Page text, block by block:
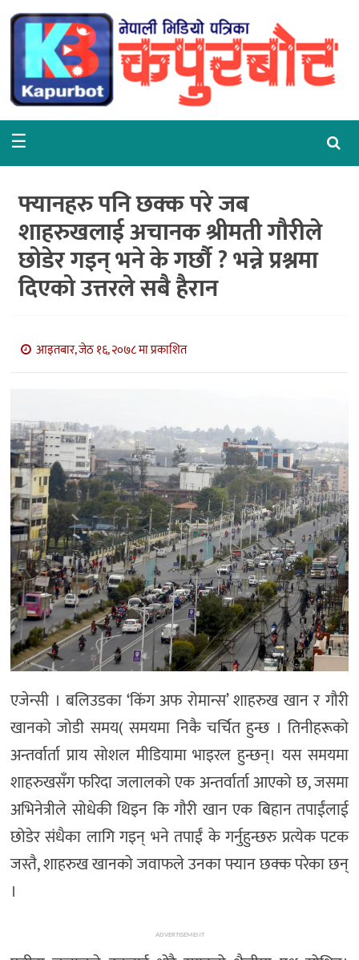
गृहपृष्ठ
समाचार
राजनीति
वरपर
शिक्षा
आर्थिक
विचार
मनोरञ्जन
प्रविधि
भिडियो
☰
फ्यानहरु पनि छक्क परे जब
शाहरुखलाई अचानक श्रीमती गौरीले
छोडेर गइन् भने के गर्छौ ? भन्ने प्रश्नमा
दिएको उत्तरले सबै हैरान
आइतबार, जेठ १६, २०७८ मा प्रकाशित
एजेन्सी । बलिउडका ‘किंग अफ रोमान्स’ शाहरुख खान र गौरी
खानको जोडी समय( समयमा निकै चर्चित हुन्छ । तिनीहरूको
अन्तर्वार्ता प्राय सोशल मीडियामा भाइरल हुन्छन्। यस समयमा
शाहरुखसँग फरिदा जलालको एक अन्तर्वार्ता आएको छ, जसमा
अभिनेत्रीले सोधेकी थिइन कि गौरी खान एक बिहान तपाईंलाई
छोडेर संधैका लागि गइन् भने तपाईं के गर्नुहुन्छरु प्रत्येक पटक
जस्तै, शाहरुख खानको जवाफले उनका फ्यान छक्क परेका छन्
।
ADVERTISEMENT